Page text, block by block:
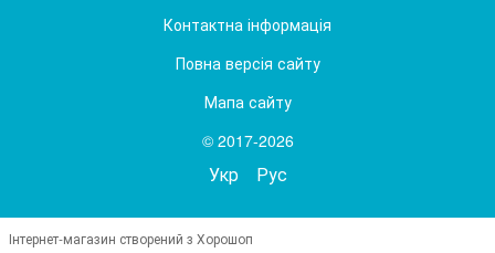
Контактна інформація
Повна версія сайту
Мапа сайту
© 2017-2026
Укр Рус
Інтернет-магазин створений з Хорошоп